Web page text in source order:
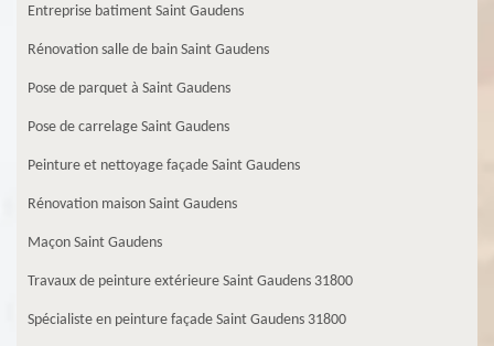
Entreprise batiment Saint Gaudens
Rénovation salle de bain Saint Gaudens
Pose de parquet à Saint Gaudens
Pose de carrelage Saint Gaudens
Peinture et nettoyage façade Saint Gaudens
Rénovation maison Saint Gaudens
Maçon Saint Gaudens
Travaux de peinture extérieure Saint Gaudens 31800
Spécialiste en peinture façade Saint Gaudens 31800